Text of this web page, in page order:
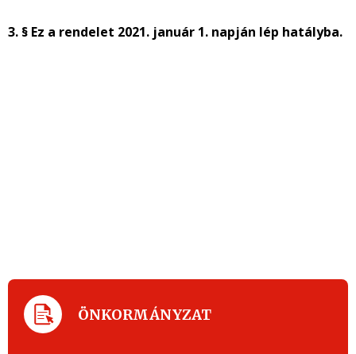
3. § Ez a rendelet 2021. január 1. napján lép hatályba.
ÖNKORMÁNYZAT